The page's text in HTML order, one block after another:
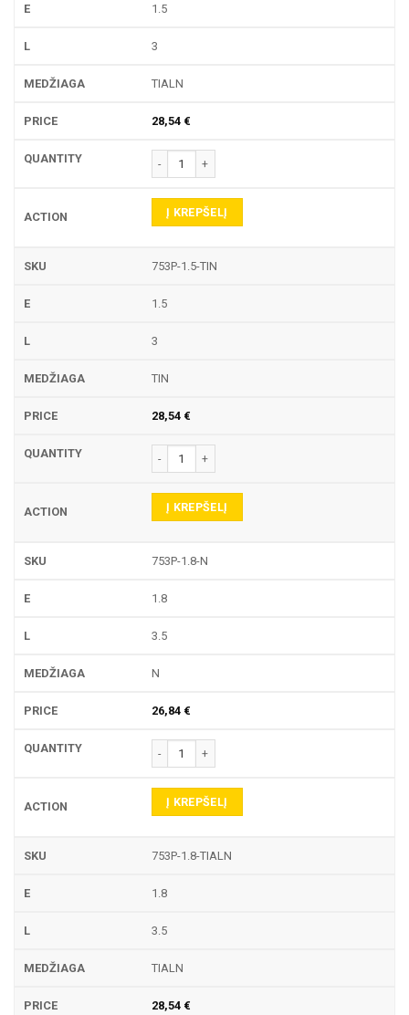
1.5
3
TIALN
28,54 €
produkto kiekis: 753P TEKINIMO PLOKŠTELĖ
Į KREPŠELĮ
753P-1.5-TIN
1.5
3
TIN
28,54 €
produkto kiekis: 753P TEKINIMO PLOKŠTELĖ
Į KREPŠELĮ
753P-1.8-N
1.8
3.5
N
26,84 €
produkto kiekis: 753P TEKINIMO PLOKŠTELĖ
Į KREPŠELĮ
753P-1.8-TIALN
1.8
3.5
TIALN
28,54 €